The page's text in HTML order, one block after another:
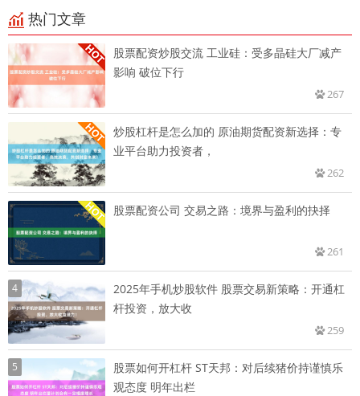
热门文章
股票配资炒股交流 工业硅：受多晶硅大厂减产
影响 破位下行
267
炒股杠杆是怎么加的 原油期货配资新选择：专
业平台助力投资者，
262
股票配资公司 交易之路：境界与盈利的抉择
261
4
2025年手机炒股软件 股票交易新策略：开通杠
杆投资，放大收
259
5
股票如何开杠杆 ST天邦：对后续猪价持谨慎乐
观态度 明年出栏